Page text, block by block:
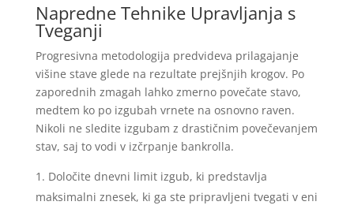
Napredne Tehnike Upravljanja s
Tveganji
Progresivna metodologija predvideva prilagajanje
višine stave glede na rezultate prejšnjih krogov. Po
zaporednih zmagah lahko zmerno povečate stavo,
medtem ko po izgubah vrnete na osnovno raven.
Nikoli ne sledite izgubam z drastičnim povečevanjem
stav, saj to vodi v izčrpanje bankrolla.
Določite dnevni limit izgub, ki predstavlja
maksimalni znesek, ki ga ste pripravljeni tvegati v eni